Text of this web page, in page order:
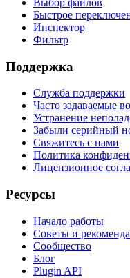
Быстрое
Инспектор
Фильтр
Поддержка
Служба поддержки
Часто задаваемые
Устранение
Забыли серийный
Свяжитесь с нами
Политика
Лицензионное
Ресурсы
Начало работы
Советы и
Сообщество
Блог
Plugin API